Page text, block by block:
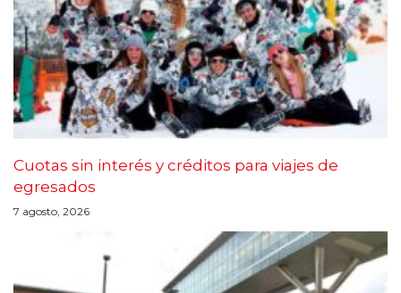
Cuotas sin interés y créditos para viajes de
egresados
7 agosto, 2026